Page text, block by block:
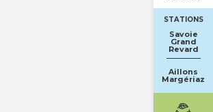
STATIONS
Savoie
Grand
Revard
Aillons
Margériaz